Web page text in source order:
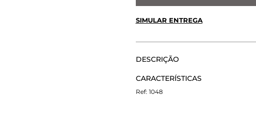
SIMULAR ENTREGA
DESCRIÇÃO
BOTA LONDRES BAUNILHA
CARACTERÍSTICAS
1048